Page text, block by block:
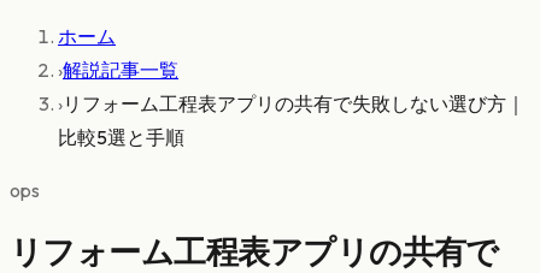
ホーム
›解説記事一覧
›リフォーム工程表アプリの共有で失敗しない選び方｜
比較5選と手順
ops
リフォーム工程表アプリの共有で